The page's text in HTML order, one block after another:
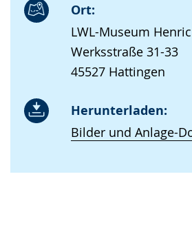
Ort:
LWL-Museum
Werksstraße 31-33
45527 Hattingen
Herunterladen:
Bilder und Anlage-